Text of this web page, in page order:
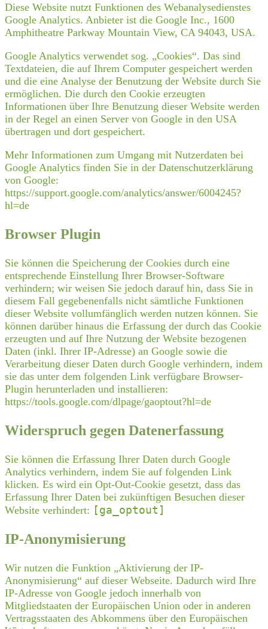
Diese Website nutzt Funktionen des Webanalysedienstes
Google Analytics. Anbieter ist die Google Inc., 1600
Amphitheatre Parkway Mountain View, CA 94043, USA.
Google Analytics verwendet sog. „Cookies“. Das sind
Textdateien, die auf Ihrem Computer gespeichert werden
und die eine Analyse der Benutzung der Website durch Sie
ermöglichen. Die durch den Cookie erzeugten
Informationen über Ihre Benutzung dieser Website werden
in der Regel an einen Server von Google in den USA
übertragen und dort gespeichert.
Mehr Informationen zum Umgang mit Nutzerdaten bei
Google Analytics finden Sie in der Datenschutzerklärung
von Google:
https://support.google.com/analytics/answer/6004245?
hl=de
Browser Plugin
Sie können die Speicherung der Cookies durch eine
entsprechende Einstellung Ihrer Browser-Software
verhindern; wir weisen Sie jedoch darauf hin, dass Sie in
diesem Fall gegebenenfalls nicht sämtliche Funktionen
dieser Website vollumfänglich werden nutzen können. Sie
können darüber hinaus die Erfassung der durch das Cookie
erzeugten und auf Ihre Nutzung der Website bezogenen
Daten (inkl. Ihrer IP-Adresse) an Google sowie die
Verarbeitung dieser Daten durch Google verhindern, indem
sie das unter dem folgenden Link verfügbare Browser-
Plugin herunterladen und installieren:
https://tools.google.com/dlpage/gaoptout?hl=de
Widerspruch gegen Datenerfassung
Sie können die Erfassung Ihrer Daten durch Google
Analytics verhindern, indem Sie auf folgenden Link
klicken. Es wird ein Opt-Out-Cookie gesetzt, dass das
Erfassung Ihrer Daten bei zukünftigen Besuchen dieser
Website verhindert: [ga_optout]
IP-Anonymisierung
Wir nutzen die Funktion „Aktivierung der IP-
Anonymisierung“ auf dieser Webseite. Dadurch wird Ihre
IP-Adresse von Google jedoch innerhalb von
Mitgliedstaaten der Europäischen Union oder in anderen
Vertragsstaaten des Abkommens über den Europäischen